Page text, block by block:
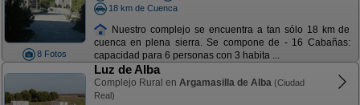
8 Fotos
18 km de Cuenca
Nuestro complejo se encuentra a tan sólo 18 km de
cuenca en plena sierra. Se compone de - 16 Cabañas:
capacidad para 6 personas con 3 habita ...
Luz de Alba
Complejo Rural en Argamasilla de Alba (Ciudad
Real)